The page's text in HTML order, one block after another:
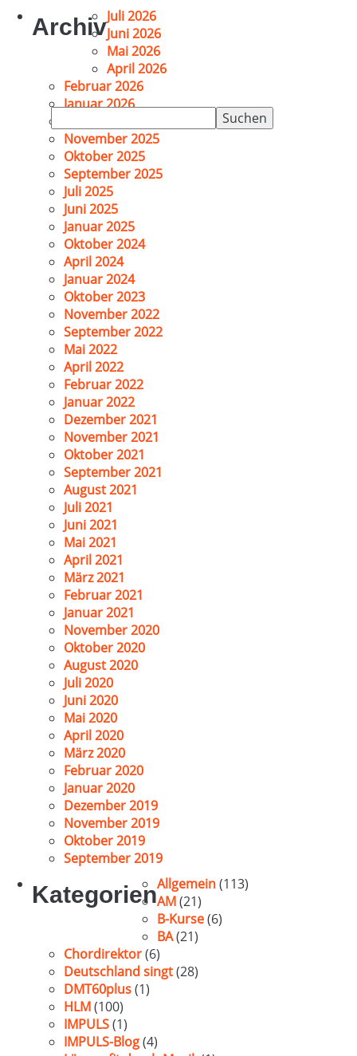
nach:
ArchivJuli 2026
Juni 2026
Mai 2026
April 2026
Februar 2026
Januar 2026
November 2025
Oktober 2025
September 2025
Juli 2025
Juni 2025
Januar 2025
Oktober 2024
April 2024
Januar 2024
Oktober 2023
November 2022
September 2022
Mai 2022
April 2022
Februar 2022
Januar 2022
Dezember 2021
November 2021
Oktober 2021
September 2021
August 2021
Juli 2021
Juni 2021
Mai 2021
April 2021
März 2021
Februar 2021
Januar 2021
November 2020
Oktober 2020
August 2020
Juli 2020
Juni 2020
Mai 2020
April 2020
März 2020
Februar 2020
Januar 2020
Dezember 2019
November 2019
Oktober 2019
September 2019
KategorienAllgemein(113)
AM(21)
B-Kurse(6)
BA(21)
Chordirektor(6)
Deutschland singt(28)
DMT60plus(1)
HLM(100)
IMPULS(1)
IMPULS-Blog(4)